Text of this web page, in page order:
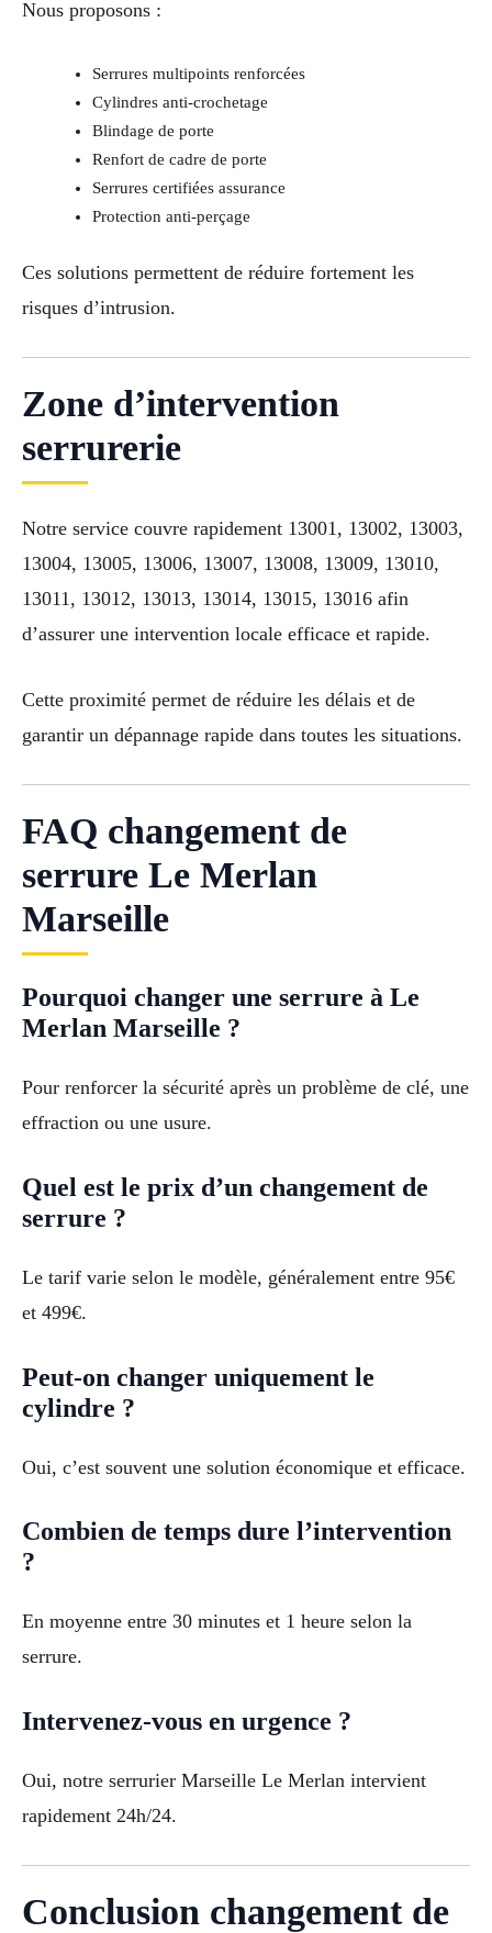
Nous proposons :
Serrures multipoints renforcées
Cylindres anti-crochetage
Blindage de porte
Renfort de cadre de porte
Serrures certifiées assurance
Protection anti-perçage
Ces solutions permettent de réduire fortement les
risques d’intrusion.
Zone d’intervention
serrurerie
Notre service couvre rapidement 13001, 13002, 13003,
13004, 13005, 13006, 13007, 13008, 13009, 13010,
13011, 13012, 13013, 13014, 13015, 13016 afin
d’assurer une intervention locale efficace et rapide.
Cette proximité permet de réduire les délais et de
garantir un dépannage rapide dans toutes les situations.
FAQ changement de
serrure Le Merlan
Marseille
Pourquoi changer une serrure à Le
Merlan Marseille ?
Pour renforcer la sécurité après un problème de clé, une
effraction ou une usure.
Quel est le prix d’un changement de
serrure ?
Le tarif varie selon le modèle, généralement entre 95€
et 499€.
Peut-on changer uniquement le
cylindre ?
Oui, c’est souvent une solution économique et efficace.
Combien de temps dure l’intervention
?
En moyenne entre 30 minutes et 1 heure selon la
serrure.
Intervenez-vous en urgence ?
Oui, notre serrurier Marseille Le Merlan intervient
rapidement 24h/24.
Conclusion changement de